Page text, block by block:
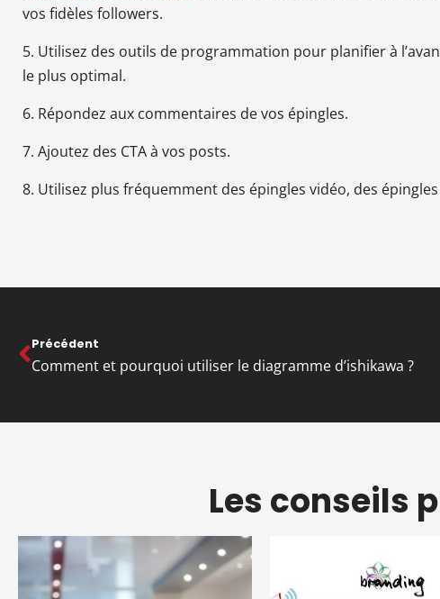
vos fidèles followers.
5. Utilisez des outils de programmation pour planifier à
le plus optimal.
6. Répondez aux commentaires de vos épingles.
7. Ajoutez des CTA à vos posts.
8. Utilisez plus fréquemment des épingles vidéo, des
Précédent
Comment et pourquoi utiliser le diagramme d’ishikawa ?
Les conseils